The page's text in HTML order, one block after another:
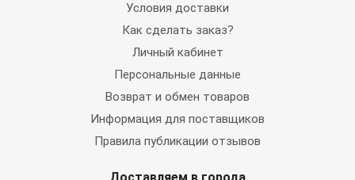
Условия доставки
Как сделать заказ?
Личный кабинет
Персональные данные
Возврат и обмен товаров
Информация для поставщиков
Правила публикации отзывов